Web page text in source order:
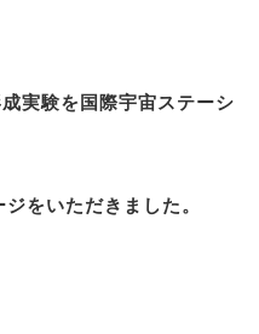
実験を国際宇宙ステーシ
をいただきました。